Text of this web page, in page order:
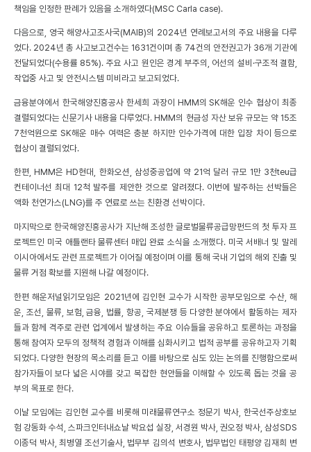
책임을 인정한 판례가 있음을 소개하였다(MSC Carla case).
다음으로, 영국 해양사고조사국(MAIB)의 2024년 연례보고서의 주요 내용을 다루
었다. 2024년 총 사고보고건수는 1631건이며 총 74건의 안전권고가 36개 기관에
전달되었다(수용률 85%). 주요 사고 원인은 경계 부주의, 어선의 설비·구조적 결함,
작업중 사고 및 안전시스템 미비라고 보고되었다.
금융분야에서 한국해양진흥공사 한세희 과장이 HMM의 SK해운 인수 협상이 최종
결렬되었다는 신문기사 내용을 다루었다. HMM의 현금성 자산 보유 규모는 약 15조
7천억원으로 SK해운 매수 여력은 충분 하지만 인수가격에 대한 입장 차이 등으로
협상이 결렬되었다.
한편, HMM은 HD현대, 한화오션, 삼성중공업에 약 21억 달러 규모 1만 3천teu급
컨테이너선 최대 12척 발주를 제안한 것으로 알려졌다. 이번에 발주하는 선박들은
액화 천연가스(LNG)를 주 연료로 쓰는 친환경 선박이다.
마지막으로 한국해양진흥공사가 지난해 조성한 글로벌물류공급망펀드의 첫 투자 프
로젝트인 미국 애틀랜타 물류센터 매입 완료 소식을 소개했다. 미국 서배너 및 말레
이시아에서도 관련 프로젝트가 이어질 예정이며 이를 통해 국내 기업의 해외 진출 및
물류 거점 확보를 지원해 나갈 예정이다.
한편 해운저널읽기모임은 2021년에 김인현 교수가 시작한 공부모임으로 수산, 해
운, 조선, 물류, 보험, 금융, 법률, 항공, 국제분쟁 등 다양한 분야에서 활동하는 제자
들과 함께 격주로 관련 업계에서 발생하는 주요 이슈들을 공유하고 토론하는 과정을
통해 참여자 모두의 정책적 경험과 이해를 심화시키고 법적 공부를 공유하고자 기획
되었다. 다양한 현장의 목소리를 듣고 이를 바탕으로 심도 있는 논의를 진행함으로써
참가자들이 보다 넓은 시야를 갖고 복잡한 현안들을 이해할 수 있도록 돕는 것을 공
부의 목표로 한다.
이날 모임에는 김인현 교수를 비롯해 미래물류연구소 정문기 박사, 한국선주상호보
험 강동화 수석, 스파크인터내쇼날 박요섭 실장, 서경원 박사, 권오정 박사, 삼성SDS
이종덕 박사, 최병열 조선기술사, 법무부 김의석 변호사, 법무법인 태평양 김재희 변